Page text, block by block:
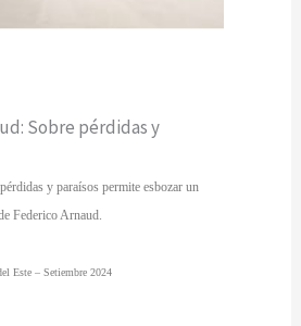
Sobre pérdidas y
y paraísos permite esbozar un
Federico Arnaud.
Este – Setiembre 2024